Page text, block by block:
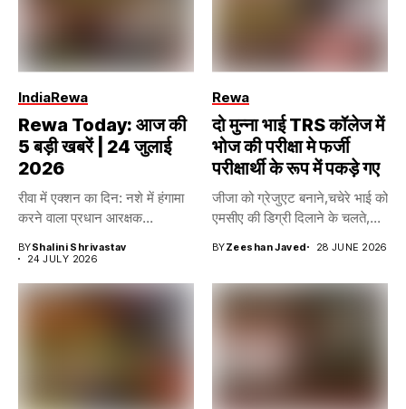
IndiaRewa
Rewa Today: आज की
5 बड़ी खबरें | 24 जुलाई
2026
रीवा में एक्शन का दिन: नशे में हंगामा
करने वाला प्रधान आरक्षक...
BYShalini Shrivastav
24 JULY 2026
Rewa
दो मुन्ना भाई TRS कॉलेज में
भोज की परीक्षा मे फर्जी
परीक्षार्थी के रूप में पकड़े गए
जीजा को ग्रेजुएट बनाने,चचेरे भाई को
एमसीए की डिग्री दिलाने के चलते,...
BYZeeshan Javed 28 JUNE 2026